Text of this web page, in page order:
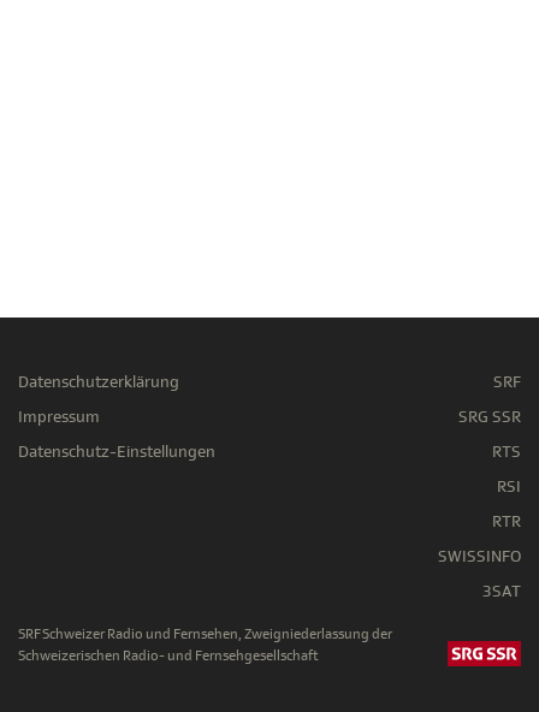
Datenschutzerklärung
Impressum
Datenschutz-Einstellungen
SRF
SRG SSR
RTS
RSI
RTR
SWISSINFO
3SAT
SRF Schweizer Radio und Fernsehen, Zweigniederlassung der
Schweizerischen Radio- und Fernsehgesellschaft